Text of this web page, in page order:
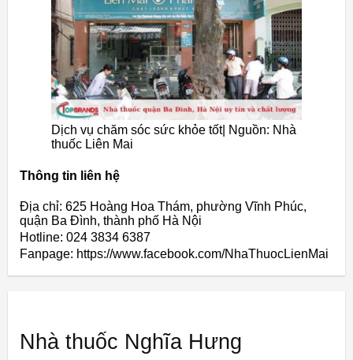
Dịch vụ chăm sóc sức khỏe tốt| Nguồn: Nhà
thuốc Liên Mai
Thông tin liên hệ
Địa chỉ: 625 Hoàng Hoa Thám, phường Vĩnh Phúc,
quận Ba Đình, thành phố Hà Nội
Hotline: 024 3834 6387
Fanpage: https://www.facebook.com/NhaThuocLienMai
Nhà thuốc Nghĩa Hưng